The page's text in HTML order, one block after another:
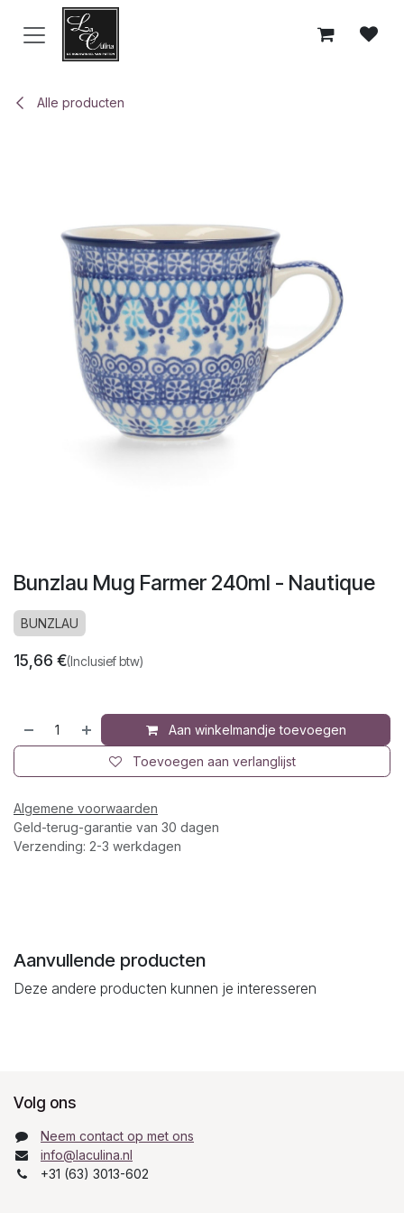
Overslaan naar inhoud
Alle producten
Bunzlau Mug Farmer 240ml - Nautique
BUNZLAU
15,66 €(Inclusief btw)
Aan winkelmandje toevoegen
Toevoegen aan verlanglijst
Algemene voorwaarden
Geld-terug-garantie van 30 dagen
Verzending: 2-3 werkdagen
Aanvullende producten
Deze andere producten kunnen je interesseren
Volg ons
Neem contact op met ons
info@laculina.nl
+31 (63) 3013-602